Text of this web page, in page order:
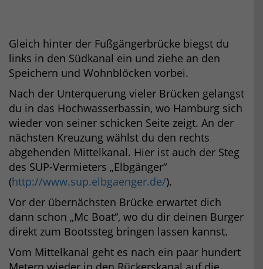
Gleich hinter der Fußgängerbrücke biegst du
links in den Südkanal ein und ziehe an den
Speichern und Wohnblöcken vorbei.
Nach der Unterquerung vieler Brücken gelangst
du in das Hochwasserbassin, wo Hamburg sich
wieder von seiner schicken Seite zeigt. An der
nächsten Kreuzung wählst du den rechts
abgehenden Mittelkanal. Hier ist auch der Steg
des SUP-Vermieters „Elbgänger“
(http://www.sup.elbgaenger.de/).
Vor der übernächsten Brücke erwartet dich
dann schon „Mc Boat“, wo du dir deinen Burger
direkt zum Bootssteg bringen lassen kannst.
Vom Mittelkanal geht es nach ein paar hundert